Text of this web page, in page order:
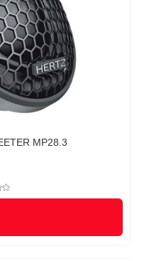
MP28.3